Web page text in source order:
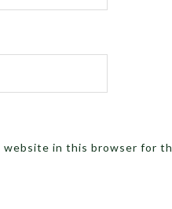
website in this browser for